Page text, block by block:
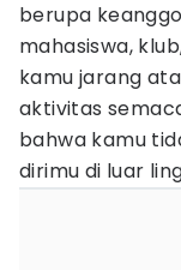
berupa
mahasiswa,
kamu jarang
aktivitas
bahwa kamu
dirimu di luar